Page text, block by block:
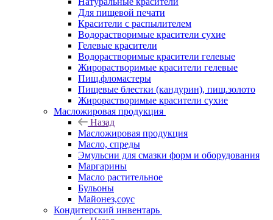
Для пищевой печати
Красители с распылителем
Водорастворимые красители сухие
Гелевые красители
Водорастворимые красители гелевые
Жирорастворимые красители гелевые
Пищ.фломастеры
Пищевые блестки (кандурин), пищ.золото
Жирорастворимые красители сухие
Масложировая продукция
Назад
Масложировая продукция
Масло, спреды
Эмульсии для смазки форм и оборудования
Маргарины
Масло растительное
Бульоны
Майонез,соус
Кондитерский инвентарь